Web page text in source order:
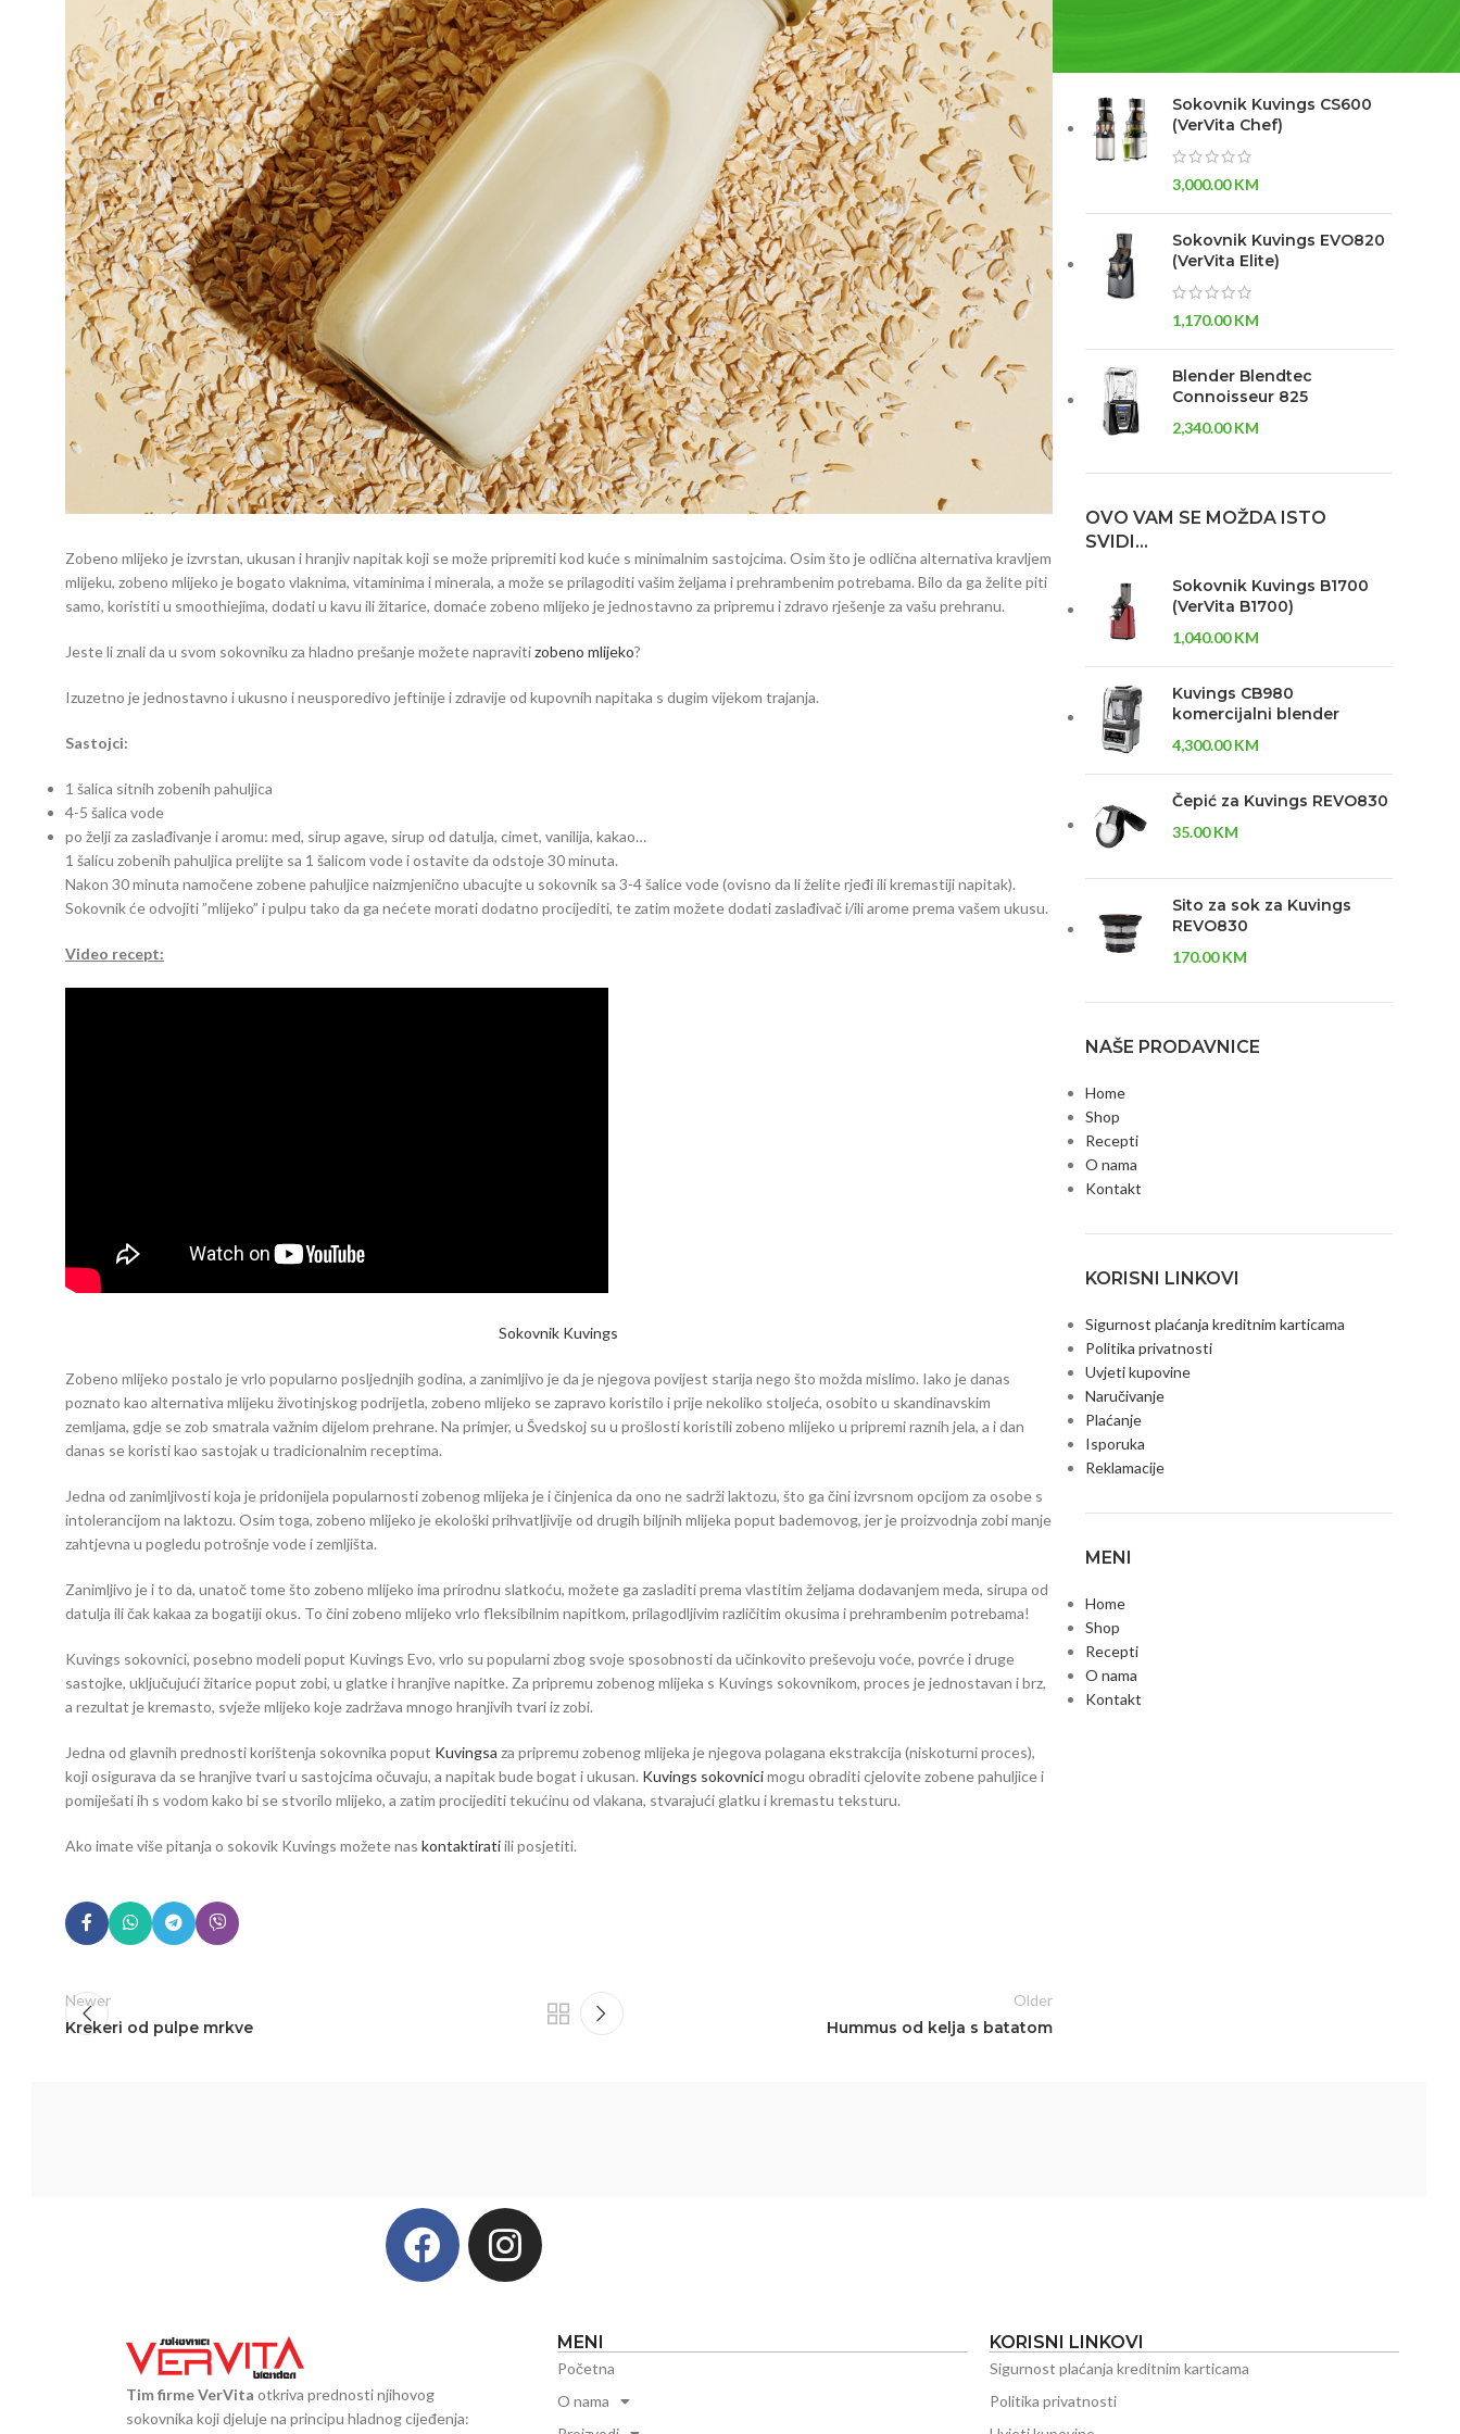
Zobeno mlijeko je izvrstan, ukusan i hranjiv napitak koji se može pripremiti kod kuće s minimalnim sastojcima. Osim što je odlična alternativa kravljem
mlijeku, zobeno mlijeko je bogato vlaknima, vitaminima i minerala, a može se prilagoditi vašim željama i prehrambenim potrebama. Bilo da ga želite piti
samo, koristiti u smoothiejima, dodati u kavu ili žitarice, domaće zobeno mlijeko je jednostavno za pripremu i zdravo rješenje za vašu prehranu.
Jeste li znali da u svom sokovniku za hladno prešanje možete napravitizobeno mlijeko?
Izuzetno je jednostavno i ukusno i neusporedivo jeftinije i zdravije od kupovnih napitaka s dugim vijekom trajanja.
Sastojci:
1 šalica sitnih zobenih pahuljica
4-5 šalica vode
po želji za zaslađivanje i aromu: med, sirup agave, sirup od datulja, cimet, vanilija, kakao…
1 šalicu zobenih pahuljica prelijte sa 1 šalicom vode i ostavite da odstoje 30 minuta.
Nakon 30 minuta namočene zobene pahuljice naizmjenično ubacujte u sokovnik sa 3-4 šalice vode (ovisno da li želite rjeđi ili kremastiji napitak).
Sokovnik će odvojiti ”mlijeko” i pulpu tako da ga nećete morati dodatno procijediti, te zatim možete dodati zaslađivač i/ili arome prema vašem ukusu.
Video recept:
Sokovnik Kuvings
Zobeno mlijeko postalo je vrlo popularno posljednjih godina, a zanimljivo je da je njegova povijest starija nego što možda mislimo. Iako je danas
poznato kao alternativa mlijeku životinjskog podrijetla, zobeno mlijeko se zapravo koristilo i prije nekoliko stoljeća, osobito u skandinavskim
zemljama, gdje se zob smatrala važnim dijelom prehrane. Na primjer, u Švedskoj su u prošlosti koristili zobeno mlijeko u pripremi raznih jela, a i dan
danas se koristi kao sastojak u tradicionalnim receptima.
Jedna od zanimljivosti koja je pridonijela popularnosti zobenog mlijeka je i činjenica da ono ne sadrži laktozu, što ga čini izvrsnom opcijom za osobe s
intolerancijom na laktozu. Osim toga, zobeno mlijeko je ekološki prihvatljivije od drugih biljnih mlijeka poput bademovog, jer je proizvodnja zobi manje
zahtjevna u pogledu potrošnje vode i zemljišta.
Zanimljivo je i to da, unatoč tome što zobeno mlijeko ima prirodnu slatkoću, možete ga zasladiti prema vlastitim željama dodavanjem meda, sirupa od
datulja ili čak kakaa za bogatiji okus. To čini zobeno mlijeko vrlo fleksibilnim napitkom, prilagodljivim različitim okusima i prehrambenim potrebama!
Kuvings sokovnici, posebno modeli poput Kuvings Evo, vrlo su popularni zbog svoje sposobnosti da učinkovito preševoju voće, povrće i druge
sastojke, uključujući žitarice poput zobi, u glatke i hranjive napitke. Za pripremu zobenog mlijeka s Kuvings sokovnikom, proces je jednostavan i brz,
a rezultat je kremasto, svježe mlijeko koje zadržava mnogo hranjivih tvari iz zobi.
Jedna od glavnih prednosti korištenja sokovnika poput Kuvingsa za pripremu zobenog mlijeka je njegova polagana ekstrakcija (niskoturni proces),
koji osigurava da se hranjive tvari u sastojcima očuvaju, a napitak bude bogat i ukusan. Kuvings sokovnicimogu obraditi cjelovite zobene pahuljice i
pomiješati ih s vodom kako bi se stvorilo mlijeko, a zatim procijediti tekućinu od vlakana, stvarajući glatku i kremastu teksturu.
Ako imate više pitanja o sokovik Kuvings možete nas kontaktiratiili posjetiti.
Newer
Krekeri od pulpe mrkve
Older
Hummus od kelja s batatom
Sokovnik Kuvings CS600
(VerVita Chef)
3,000.00KM
Sokovnik Kuvings EVO820
(VerVita Elite)
1,170.00KM
Blender Blendtec
Connoisseur 825
2,340.00KM
OVO VAM SE MOŽDA ISTO
SVIDI…
Sokovnik Kuvings B1700
(VerVita B1700)
1,040.00KM
Kuvings CB980
komercijalni blender
4,300.00KM
Čepić za Kuvings REVO830
35.00KM
Sito za sok za Kuvings
REVO830
170.00KM
NAŠE PRODAVNICE
Home
Shop
Recepti
O nama
Kontakt
KORISNI LINKOVI
Sigurnost plaćanja kreditnim karticama
Politika privatnosti
Uvjeti kupovine
Naručivanje
Plaćanje
Isporuka
Reklamacije
MENI
Home
Shop
Recepti
O nama
Kontakt
Tim firme VerVita otkriva prednosti njihovog
sokovnika koji djeluje na principu hladnog cijeđenja:
MENI
Početna
O nama
KORISNI LINKOVI
Sigurnost plaćanja kreditnim karticama
Politika privatnosti